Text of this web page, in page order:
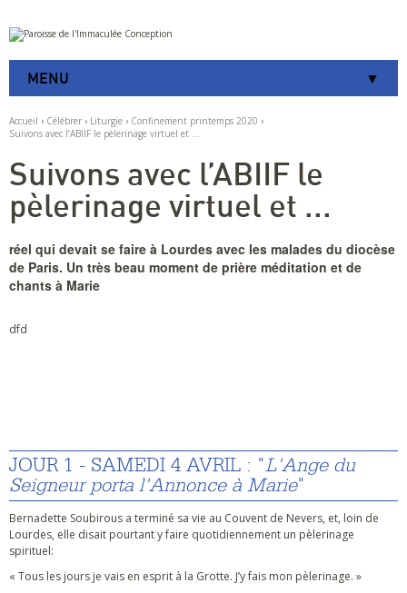
Aller
au
contenu.
à
navigation
Outils
personnels
MENU
Accueil › Célébrer › Liturgie › Confinement printemps 2020 ›
Suivons avec l’ABIIF le pèlerinage virtuel et ...
Suivons avec l’ABIIF le
pèlerinage virtuel et ...
réel qui devait se faire à Lourdes avec les malades du diocèse
de Paris. Un très beau moment de prière méditation et de
chants à Marie
dfd
JOUR 1 - SAMEDI 4 AVRIL : "L'Ange du
Seigneur porta l'Annonce à Marie"
Bernadette Soubirous a terminé sa vie au Couvent de Nevers, et, loin de
Lourdes, elle disait pourtant y faire quotidiennement un pèlerinage
spirituel:
« Tous les jours je vais en esprit à la Grotte. J’y fais mon pèlerinage. »